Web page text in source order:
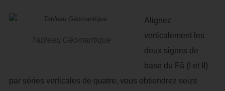
Tableau Géomantique
Alignez
verticalement les
deux signes de
base du Fâ (I et II)
par séries verticales de quatre, vous obtiendrez seize